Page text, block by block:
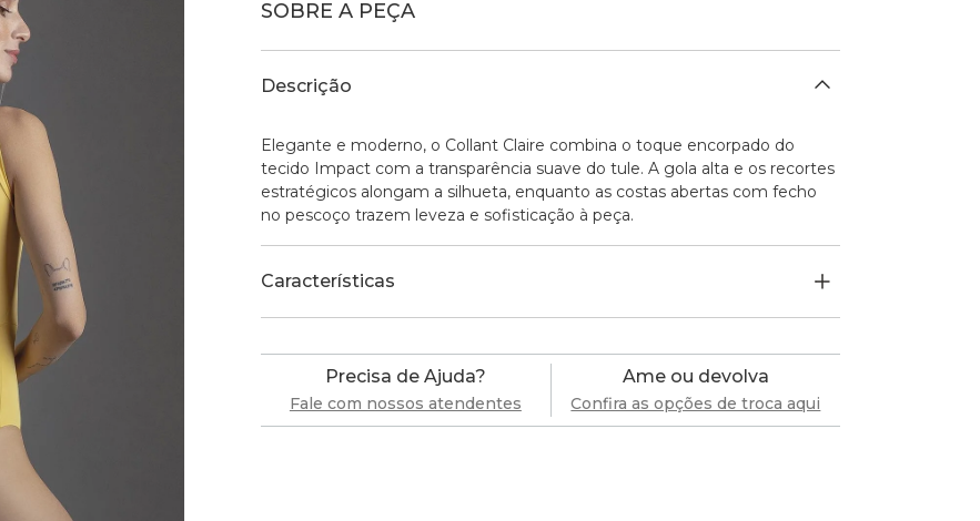
SOBRE A PEÇA
Descrição
Elegante e moderno, o Collant Claire combina o toque encorpado do
tecido Impact com a transparência suave do tule. A gola alta e os recortes
estratégicos alongam a silhueta, enquanto as costas abertas com fecho
no pescoço trazem leveza e sofisticação à peça.
Características
Precisa de Ajuda?
Fale com nossos atendentes
Ame ou devolva
Confira as opções de troca aqui